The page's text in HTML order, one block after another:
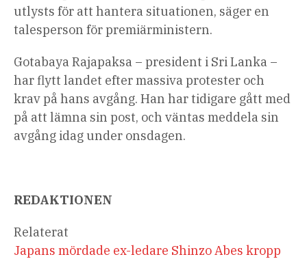
utlysts för att hantera situationen, säger en
talesperson för premiärministern.
Gotabaya Rajapaksa – president i Sri Lanka –
har flytt landet efter massiva protester och
krav på hans avgång. Han har tidigare gått med
på att lämna sin post, och väntas meddela sin
avgång idag under onsdagen.
REDAKTIONEN
Relaterat
Japans mördade ex-ledare Shinzo Abes kropp